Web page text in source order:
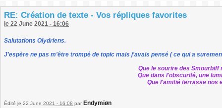
RE: Création de texte - Vos répliques favorites
le 22 June 2021 - 16:06
Salutations Olydriens.
J'espère ne pas m'être trompé de topic mais j'avais pensé ( ce qui a
Que le sourire des Smourbiff
Que dans l'obscurité, une
Que l'amitié terrasse nos
Édité le 22 June 2021 - 16:08 par Endymïøn